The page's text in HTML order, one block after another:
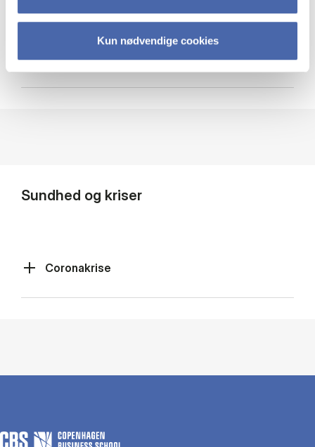
Kun nødvendige cookies
Cybersikkerhed
Sundhed og kriser
Coronakrise